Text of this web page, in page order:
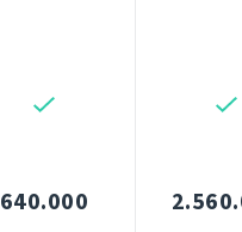
640.000